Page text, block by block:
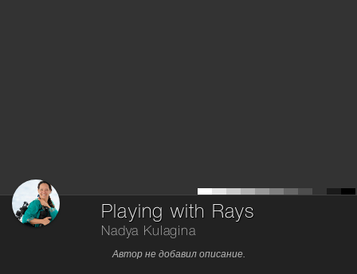
Playing with Rays
Nadya Kulagina
Автор не добавил описание.